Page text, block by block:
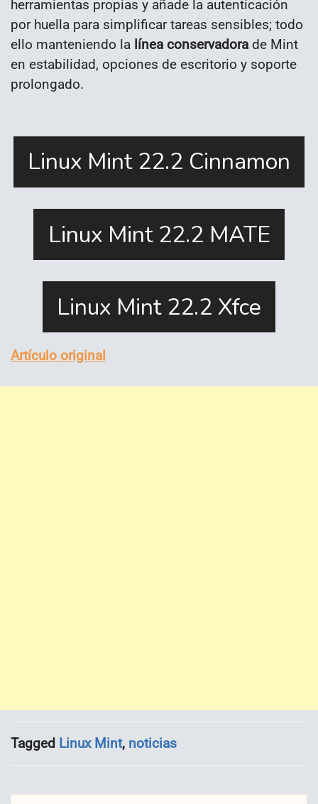
herramientas propias y añade la autenticación
por huella para simplificar tareas sensibles; todo
ello manteniendo la línea conservadora de Mint
en estabilidad, opciones de escritorio y soporte
prolongado.
Artículo original
Tagged Linux Mint, noticias